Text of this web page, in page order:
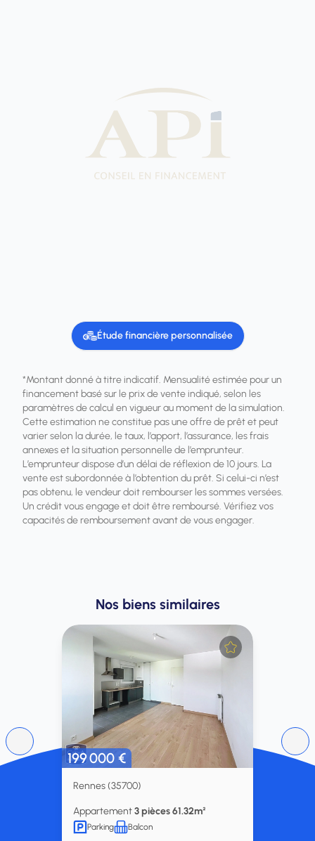
Étude financière personnalisée
*Montant donné à titre indicatif. Mensualité estimée pour un
financement basé sur le prix de vente indiqué, selon les
paramètres de calcul en vigueur au moment de la simulation.
Cette estimation ne constitue pas une offre de prêt et peut
varier selon la durée, le taux, l’apport, l’assurance, les frais
annexes et la situation personnelle de l’emprunteur.
L’emprunteur dispose d’un délai de réflexion de 10 jours. La
vente est subordonnée à l’obtention du prêt. Si celui-ci n’est
pas obtenu, le vendeur doit rembourser les sommes versées.
Un crédit vous engage et doit être remboursé. Vérifiez vos
capacités de remboursement avant de vous engager.
Nos biens similaires
199 000 €
Rennes (35700)
Appartement3 pièces 61.32m²
Parking Balcon